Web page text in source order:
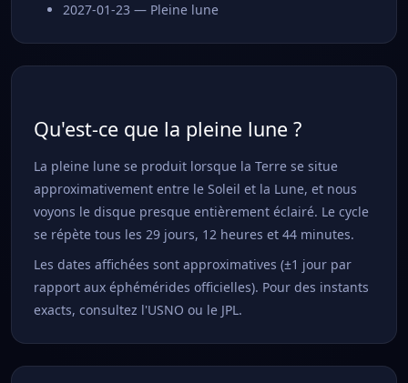
2027-01-23 — Pleine lune
Qu'est-ce que la pleine lune ?
La pleine lune se produit lorsque la Terre se situe
approximativement entre le Soleil et la Lune, et nous
voyons le disque presque entièrement éclairé. Le cycle
se répète tous les 29 jours, 12 heures et 44 minutes.
Les dates affichées sont approximatives (±1 jour par
rapport aux éphémérides officielles). Pour des instants
exacts, consultez l'USNO ou le JPL.